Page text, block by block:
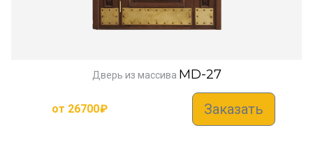
Дверь из массива MD-27
от 26700₽ Заказать